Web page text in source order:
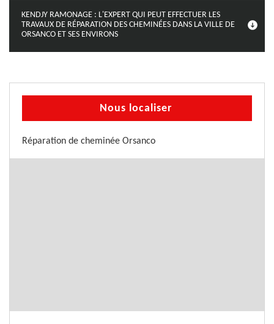
KENDJY RAMONAGE : L'EXPERT QUI PEUT EFFECTUER LES
TRAVAUX DE RÉPARATION DES CHEMINÉES DANS LA VILLE DE
ORSANCO ET SES ENVIRONS
Nous localiser
Réparation de cheminée Orsanco